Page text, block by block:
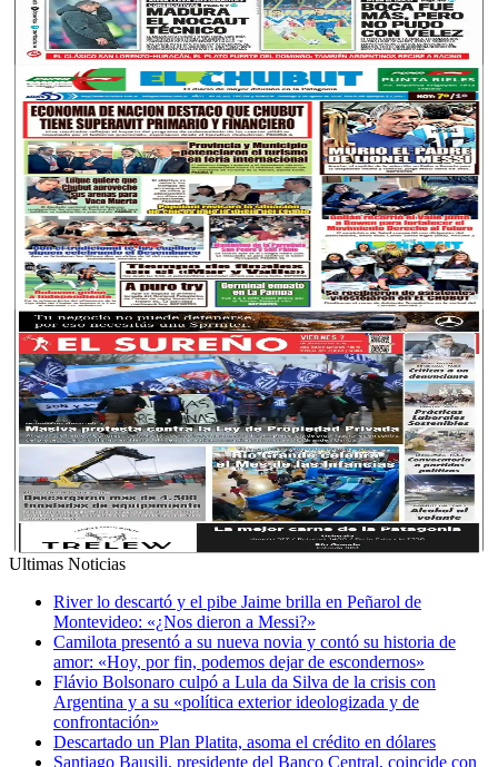
Ultimas Noticias
River lo descartó y el pibe Jaime brilla en Peñarol de
Montevideo: «¿Nos dieron a Messi?»
Camilota presentó a su nueva novia y contó su historia de
amor: «Hoy, por fin, podemos dejar de escondernos»
Flávio Bolsonaro culpó a Lula da Silva de la crisis con
Argentina y a su «política exterior ideologizada y de
confrontación»
Descartado un Plan Platita, asoma el crédito en dólares
Santiago Bausili, presidente del Banco Central, coincide con